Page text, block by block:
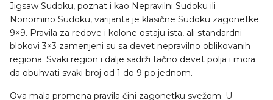
Jigsaw Sudoku, poznat i kao Nepravilni Sudoku ili
Nonomino Sudoku, varijanta je klasične Sudoku zagonetke
9×9. Pravila za redove i kolone ostaju ista, ali standardni
blokovi 3×3 zamenjeni su sa devet nepravilno oblikovanih
regiona. Svaki region i dalje sadrži tačno devet polja i mora
da obuhvati svaki broj od 1 do 9 po jednom.
Ova mala promena pravila čini zagonetku svežom. U